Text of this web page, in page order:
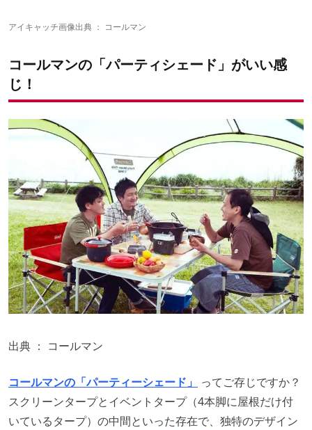
パーティーシェードの気になる点
アイキャッチ画像出典 ： コールマン
コールマンの「パーティシェード」がいい感
じ！
出典 ： コールマン
コールマンの「パーティーシェード」
ってご存じですか？
スクリーンタープとイベントタープ（4本脚に屋根だけ付
いているタープ）の中間といった存在で、独特のデザイン